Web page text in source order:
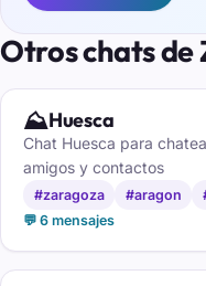
Otros chats de
⛰️Huesca
Chat Huesca para
amigos y contactos
#zaragoza #aragon
💬 6 mensajes